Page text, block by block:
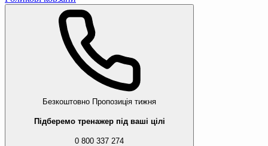
Безкоштовно Пропозиція тижня
Підберемо тренажер під ваші цілі
0 800 337 274